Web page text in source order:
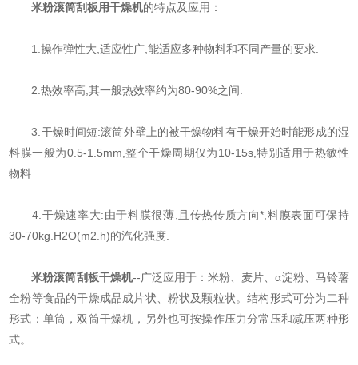
米粉滚筒刮板用干燥机的特点及应用：
1.操作弹性大,适应性广,能适应多种物料和不同产量的要求.
2.热效率高,其一般热效率约为80-90%之间.
3.干燥时间短:滚筒外壁上的被干燥物料有干燥开始时能形成的湿
料膜一般为0.5-1.5mm,整个干燥周期仅为10-15s,特别适用于热敏性
物料.
4.干燥速率大:由于料膜很薄,且传热传质方向*,料膜表面可保持
30-70kg.H2O(m2.h)的汽化强度.
米粉滚筒刮板干燥机--广泛应用于：米粉、麦片、α淀粉、马铃薯
全粉等食品的干燥成品成片状、粉状及颗粒状。结构形式可分为二种
形式：单筒，双筒干燥机，另外也可按操作压力分常压和减压两种形
式。